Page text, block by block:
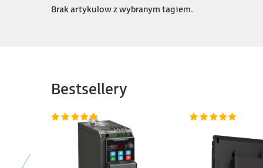
Brak artykulow z wybranym tagiem.
Bestsellery